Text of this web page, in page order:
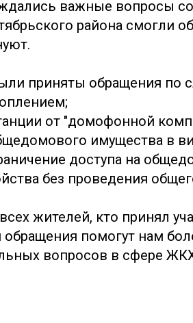
важные вопросы
района смогли
приняты обращения по
от "домофонной
имущества в
доступа на
без проведения
жителей, кто принял
помогут нам
вопросов в сфере